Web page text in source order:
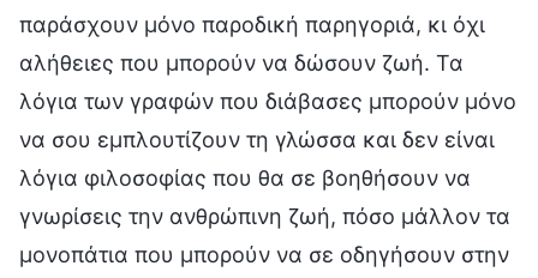
παράσχουν μόνο παροδική παρηγοριά, κι όχι
αλήθειες που μπορούν να δώσουν ζωή. Τα
λόγια των γραφών που διάβασες μπορούν μόνο
να σου εμπλουτίζουν τη γλώσσα και δεν είναι
λόγια φιλοσοφίας που θα σε βοηθήσουν να
γνωρίσεις την ανθρώπινη ζωή, πόσο μάλλον τα
μονοπάτια που μπορούν να σε οδηγήσουν στην